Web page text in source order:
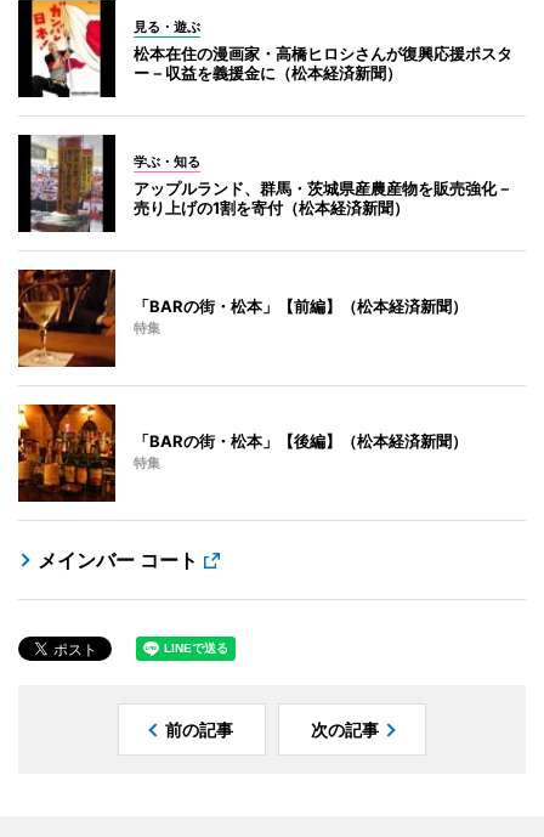
見る・遊ぶ
松本在住の漫画家・高橋ヒロシさんが復興応援ポスタ
ー－収益を義援金に（松本経済新聞）
学ぶ・知る
アップルランド、群馬・茨城県産農産物を販売強化－
売り上げの1割を寄付（松本経済新聞）
「BARの街・松本」【前編】（松本経済新聞）
特集
「BARの街・松本」【後編】（松本経済新聞）
特集
メインバー コート
前の記事 次の記事